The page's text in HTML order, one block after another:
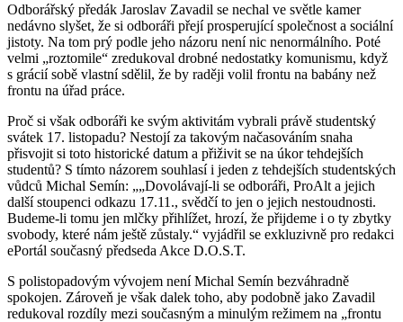
Odborářský předák Jaroslav Zavadil se nechal ve světle kamer
nedávno slyšet, že si odboráři přejí prosperující společnost a sociální
jistoty. Na tom prý podle jeho názoru není nic nenormálního. Poté
velmi „roztomile“ zredukoval drobné nedostatky komunismu, když
s grácií sobě vlastní sdělil, že by raději volil frontu na babány než
frontu na úřad práce.
Proč si však odboráři ke svým aktivitám vybrali právě studentský
svátek 17. listopadu? Nestojí za takovým načasováním snaha
přisvojit si toto historické datum a přiživit se na úkor tehdejších
studentů? S tímto názorem souhlasí i jeden z tehdejších studentských
vůdců Michal Semín: „„Dovolávají-li se odboráři, ProAlt a jejich
další stoupenci odkazu 17.11., svědčí to jen o jejich nestoudnosti.
Budeme-li tomu jen mlčky přihlížet, hrozí, že přijdeme i o ty zbytky
svobody, které nám ještě zůstaly.“ vyjádřil se exkluzivně pro redakci
ePortál současný předseda Akce D.O.S.T.
S polistopadovým vývojem není Michal Semín bezváhradně
spokojen. Zároveň je však dalek toho, aby podobně jako Zavadil
redukoval rozdíly mezi současným a minulým režimem na „frontu